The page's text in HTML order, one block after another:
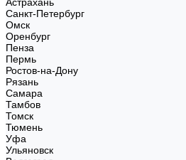
Санкт-Петербург
Омск
Оренбург
Пенза
Пермь
Ростов-на-Дону
Рязань
Самара
Тамбов
Томск
Тюмень
Уфа
Ульяновск